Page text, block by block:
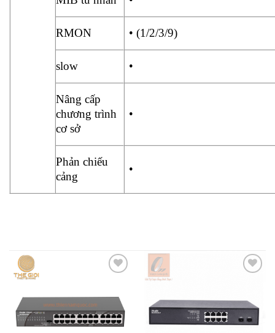
RMON • (1/2/3/9)
slow •
Nâng cấp
chương trình
cơ sở
•
Phản chiếu
cảng
•
Add to
wishlist
Add to
wishlist